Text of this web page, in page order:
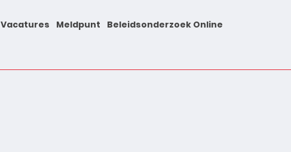
Vacatures Meldpunt Beleidsonderzoek Online